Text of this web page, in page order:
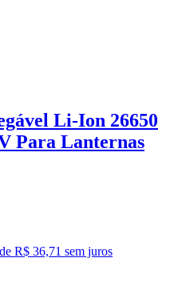
Li-Ion 26650
Para Lanternas
R$ 36,71 sem juros